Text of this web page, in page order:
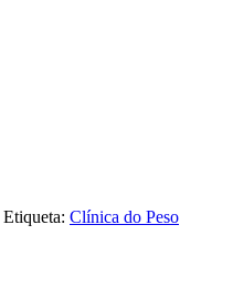
Etiqueta: Clínica do Peso